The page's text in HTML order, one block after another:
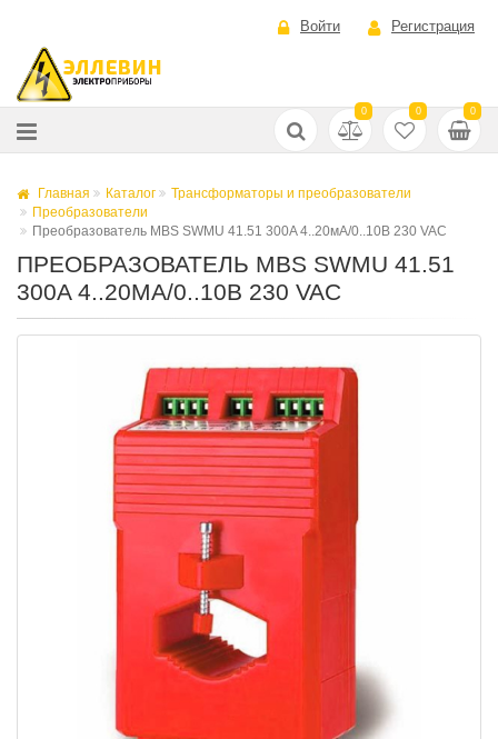
Войти Регистрация
0 0 0
Главная Каталог
Трансформаторы и преобразователи
Преобразователи
Преобразователь MBS SWMU 41.51 300A 4..20мА/0..10В 230 VAC
ПРЕОБРАЗОВАТЕЛЬ MBS SWMU 41.51
300A 4..20МА/0..10В 230 VAC